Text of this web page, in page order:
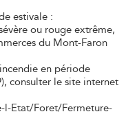
estivale :
ou rouge extrême,
du Mont-Faron
en période
consulter le site internet
l-Etat/Foret/Fermeture-